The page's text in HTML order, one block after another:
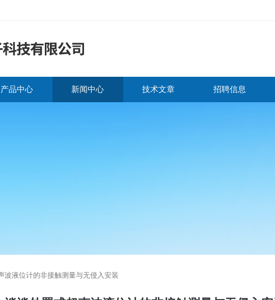
产品中心 新闻中心 技术文章 招聘信息
波液位计的非接触测量与无侵入安装